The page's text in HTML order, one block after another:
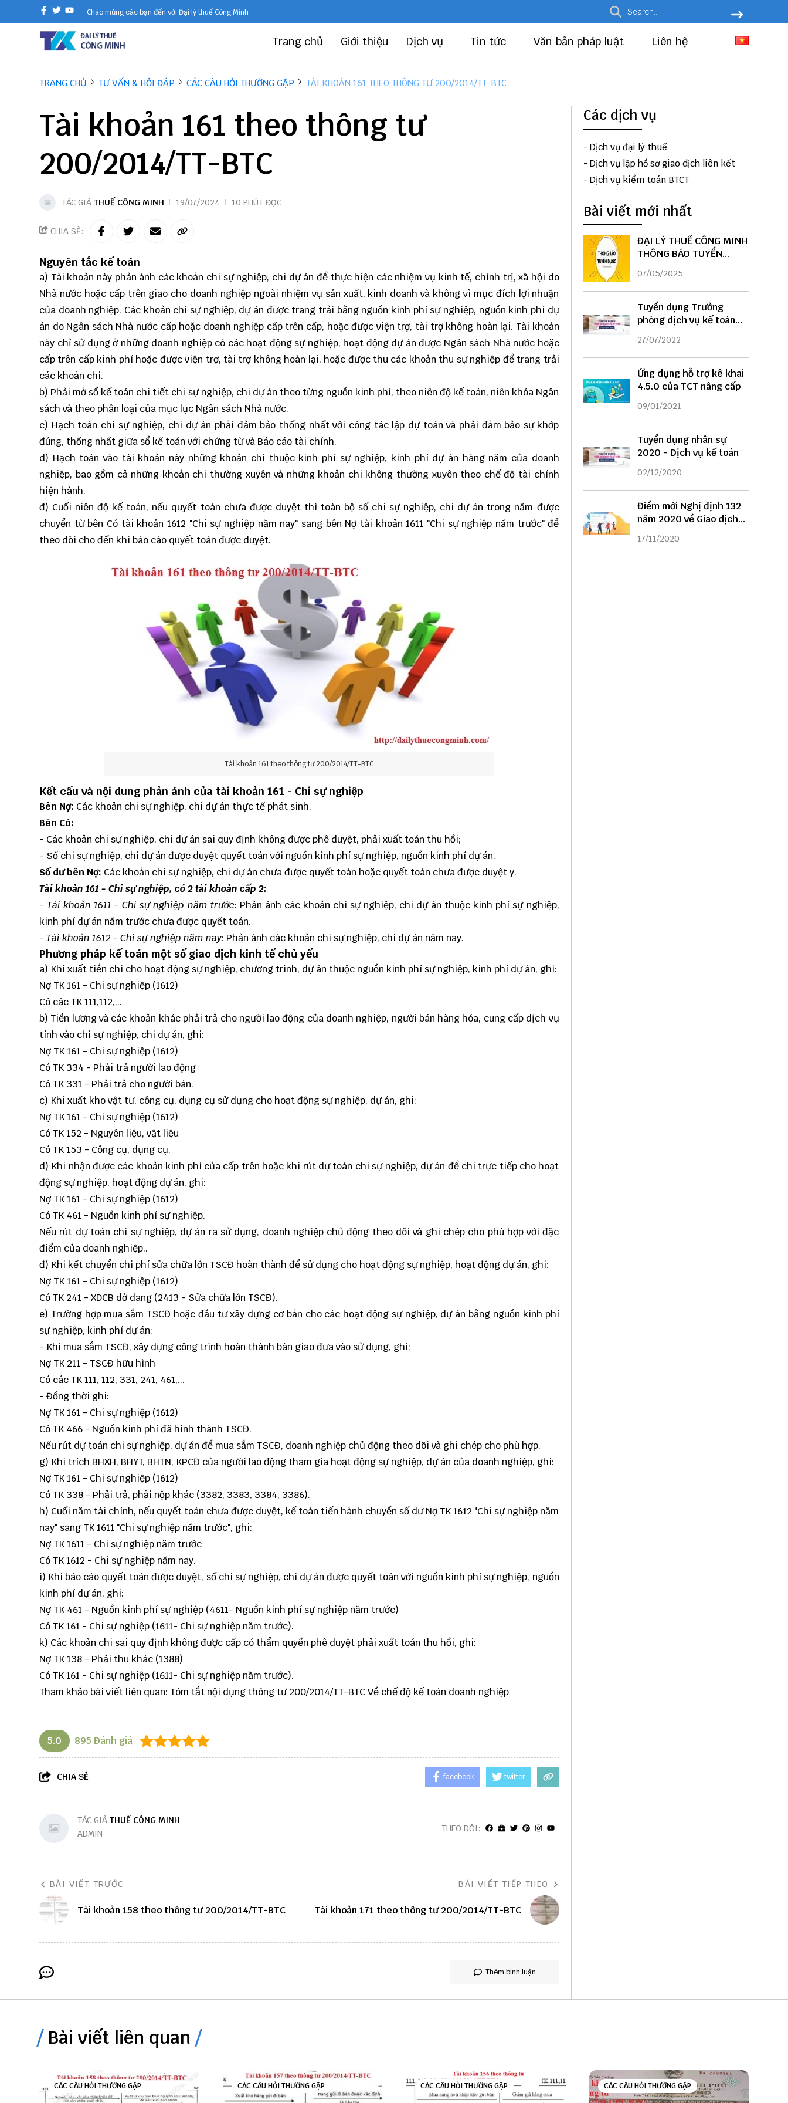
Chào mừng các bạn đến với Đại lý thuế Công Minh
Trang chủ Giới thiệu Dịch vụ Tin tức Văn bản pháp luật Liên hệ
TRANG CHỦ TƯ VẤN & HỎI ĐÁP CÁC CÂU HỎI THƯỜNG GẶP TÀI KHOẢN 161 THEO THÔNG TƯ 200/2014/TT-BTC
Tài khoản 161 theo thông tư
200/2014/TT-BTC
TÁC GIẢ THUẾ CÔNG MINH 19/07/2024 10 PHÚT ĐỌC
CHIA SẺ:
Nguyên tắc kế toán
a) Tài khoản này phản ánh các khoản chi sự nghiệp, chi dự án để thực hiện các nhiệm vụ kinh tế, chính trị, xã hội do
Nhà nước hoặc cấp trên giao cho doanh nghiệp ngoài nhiệm vụ sản xuất, kinh doanh và không vì mục đích lợi nhuận
của doanh nghiệp. Các khoản chi sự nghiệp, dự án được trang trải bằng nguồn kinh phí sự nghiệp, nguồn kinh phí dự
án do Ngân sách Nhà nước cấp hoặc doanh nghiệp cấp trên cấp, hoặc được viện trợ, tài trợ không hoàn lại. Tài khoản
này chỉ sử dụng ở những doanh nghiệp có các hoạt động sự nghiệp, hoạt động dự án được Ngân sách Nhà nước hoặc
cấp trên cấp kinh phí hoặc được viện trợ, tài trợ không hoàn lại, hoặc được thu các khoản thu sự nghiệp để trang trải
các khoản chi.
b) Phải mở sổ kế toán chi tiết chi sự nghiệp, chi dự án theo từng nguồn kinh phí, theo niên độ kế toán, niên khóa Ngân
sách và theo phân loại của mục lục Ngân sách Nhà nước.
c) Hạch toán chi sự nghiệp, chi dự án phải đảm bảo thống nhất với công tác lập dự toán và phải đảm bảo sự khớp
đúng, thống nhất giữa sổ kế toán với chứng từ và Báo cáo tài chính.
d) Hạch toán vào tài khoản này những khoản chi thuộc kinh phí sự nghiệp, kinh phí dự án hàng năm của doanh
nghiệp, bao gồm cả những khoản chi thường xuyên và những khoản chi không thường xuyên theo chế độ tài chính
hiện hành.
đ) Cuối niên độ kế toán, nếu quyết toán chưa được duyệt thì toàn bộ số chi sự nghiệp, chi dự án trong năm được
chuyển từ bên Có tài khoản 1612 "Chi sự nghiệp năm nay" sang bên Nợ tài khoản 1611 "Chi sự nghiệp năm trước" để
theo dõi cho đến khi báo cáo quyết toán được duyệt.
Tài khoản 161 theo thông tư 200/2014/TT-BTC
Kết cấu và nội dung phản ánh của tài khoản 161 - Chi sự nghiệp
Bên Nợ: Các khoản chi sự nghiệp, chi dự án thực tế phát sinh.
Bên Có:
- Các khoản chi sự nghiệp, chi dự án sai quy định không được phê duyệt, phải xuất toán thu hồi;
- Số chi sự nghiệp, chi dự án được duyệt quyết toán với nguồn kinh phí sự nghiệp, nguồn kinh phí dự án.
Số dư bên Nợ: Các khoản chi sự nghiệp, chi dự án chưa được quyết toán hoặc quyết toán chưa được duyệt y.
Tài khoản 161 - Chi sự nghiệp, có 2 tài khoản cấp 2:
- Tài khoản 1611 - Chi sự nghiệp năm trước: Phản ánh các khoản chi sự nghiệp, chi dự án thuộc kinh phí sự nghiệp,
kinh phí dự án năm trước chưa được quyết toán.
- Tài khoản 1612 - Chi sự nghiệp năm nay: Phản ánh các khoản chi sự nghiệp, chi dự án năm nay.
Phương pháp kế toán một số giao dịch kinh tế chủ yếu
a) Khi xuất tiền chi cho hoạt động sự nghiệp, chương trình, dự án thuộc nguồn kinh phí sự nghiệp, kinh phí dự án, ghi:
Nợ TK 161 - Chi sự nghiệp (1612)
Có các TK 111,112,...
b) Tiền lương và các khoản khác phải trả cho người lao động của doanh nghiệp, người bán hàng hóa, cung cấp dịch vụ
tính vào chi sự nghiệp, chi dự án, ghi:
Nợ TK 161 - Chi sự nghiệp (1612)
Có TK 334 - Phải trả người lao động
Có TK 331 - Phải trả cho người bán.
c) Khi xuất kho vật tư, công cụ, dụng cụ sử dụng cho hoạt động sự nghiệp, dự án, ghi:
Nợ TK 161 - Chi sự nghiệp (1612)
Có TK 152 - Nguyên liệu, vật liệu
Có TK 153 - Công cụ, dụng cụ.
d) Khi nhận được các khoản kinh phí của cấp trên hoặc khi rút dự toán chi sự nghiệp, dự án để chi trực tiếp cho hoạt
động sự nghiệp, hoạt động dự án, ghi:
Nợ TK 161 - Chi sự nghiệp (1612)
Có TK 461 - Nguồn kinh phí sự nghiệp.
Nếu rút dự toán chi sự nghiệp, dự án ra sử dụng, doanh nghiệp chủ động theo dõi và ghi chép cho phù hợp với đặc
điểm của doanh nghiệp..
đ) Khi kết chuyển chi phí sửa chữa lớn TSCĐ hoàn thành để sử dụng cho hoạt động sự nghiệp, hoạt động dự án, ghi:
Nợ TK 161 - Chi sự nghiệp (1612)
Có TK 241 - XDCB dở dang (2413 - Sửa chữa lớn TSCĐ).
e) Trường hợp mua sắm TSCĐ hoặc đầu tư xây dựng cơ bản cho các hoạt động sự nghiệp, dự án bằng nguồn kinh phí
sự nghiệp, kinh phí dự án:
- Khi mua sắm TSCĐ, xây dựng công trình hoàn thành bàn giao đưa vào sử dụng, ghi:
Nợ TK 211 - TSCĐ hữu hình
Có các TK 111, 112, 331, 241, 461,...
- Đồng thời ghi:
Nợ TK 161 - Chi sự nghiệp (1612)
Có TK 466 - Nguồn kinh phí đã hình thành TSCĐ.
Nếu rút dự toán chi sự nghiệp, dự án để mua sắm TSCĐ, doanh nghiệp chủ động theo dõi và ghi chép cho phù hợp.
g) Khi trích BHXH, BHYT, BHTN, KPCĐ của người lao động tham gia hoạt động sự nghiệp, dự án của doanh nghiệp, ghi:
Nợ TK 161 - Chi sự nghiệp (1612)
Có TK 338 - Phải trả, phải nộp khác (3382, 3383, 3384, 3386).
h) Cuối năm tài chính, nếu quyết toán chưa được duyệt, kế toán tiến hành chuyển số dư Nợ TK 1612 "Chi sự nghiệp năm
nay" sang TK 1611 "Chi sự nghiệp năm trước", ghi:
Nợ TK 1611 - Chi sự nghiệp năm trước
Có TK 1612 - Chi sự nghiệp năm nay.
i) Khi báo cáo quyết toán được duyệt, số chi sự nghiệp, chi dự án được quyết toán với nguồn kinh phí sự nghiệp, nguồn
kinh phí dự án, ghi:
Nợ TK 461 - Nguồn kinh phí sự nghiệp (4611- Nguồn kinh phí sự nghiệp năm trước)
Có TK 161 - Chi sự nghiệp (1611- Chi sự nghiệp năm trước).
k) Các khoản chi sai quy định không được cấp có thẩm quyền phê duyệt phải xuất toán thu hồi, ghi:
Nợ TK 138 - Phải thu khác (1388)
Có TK 161 - Chi sự nghiệp (1611- Chi sự nghiệp năm trước).
Tham khảo bài viết liên quan: Tóm tắt nội dụng thông tư 200/2014/TT-BTC Về chế độ kế toán doanh nghiệp
5.0 895 Đánh giá
CHIA SẺ facebook twitter
TÁC GIẢ THUẾ CÔNG MINH
ADMIN
THEO DÕI:
BÀI VIẾT TRƯỚC
Tài khoản 158 theo thông tư 200/2014/TT-BTC
BÀI VIẾT TIẾP THEO
Tài khoản 171 theo thông tư 200/2014/TT-BTC
Thêm bình luận
Các dịch vụ
- Dịch vụ đại lý thuế
- Dịch vụ lập hồ sơ giao dịch liên kết
- Dịch vụ kiểm toán BTCT
Bài viết mới nhất
ĐẠI LÝ THUẾ CÔNG MINH
THÔNG BÁO TUYỂN
DỤNG
07/05/2025
Tuyển dụng Trưởng
phòng dịch vụ kế toán
năm 2022
27/07/2022
Ứng dụng hỗ trợ kê khai
4.5.0 của TCT nâng cấp
09/01/2021
Tuyển dụng nhân sự
2020 - Dịch vụ kế toán
02/12/2020
Điểm mới Nghị định 132
năm 2020 về Giao dịch
liên kết
17/11/2020
Bài viết liên quan
CÁC CÂU HỎI THƯỜNG GẶP CÁC CÂU HỎI THƯỜNG GẶP CÁC CÂU HỎI THƯỜNG GẶP CÁC CÂU HỎI THƯỜNG GẶP